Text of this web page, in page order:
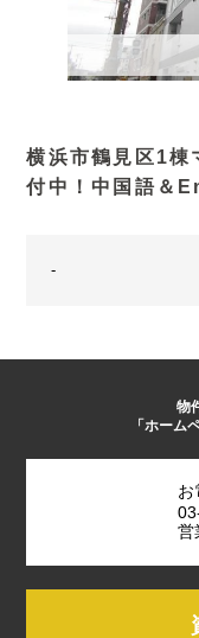
横浜市鶴見区1棟
付中！中国語＆
-
物
「ホーム
お
営